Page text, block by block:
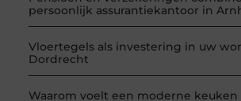
persoonlijk assurantiekantoor in
Vloertegels als investering in uw
Dordrecht
Waarom voelt een moderne keuken